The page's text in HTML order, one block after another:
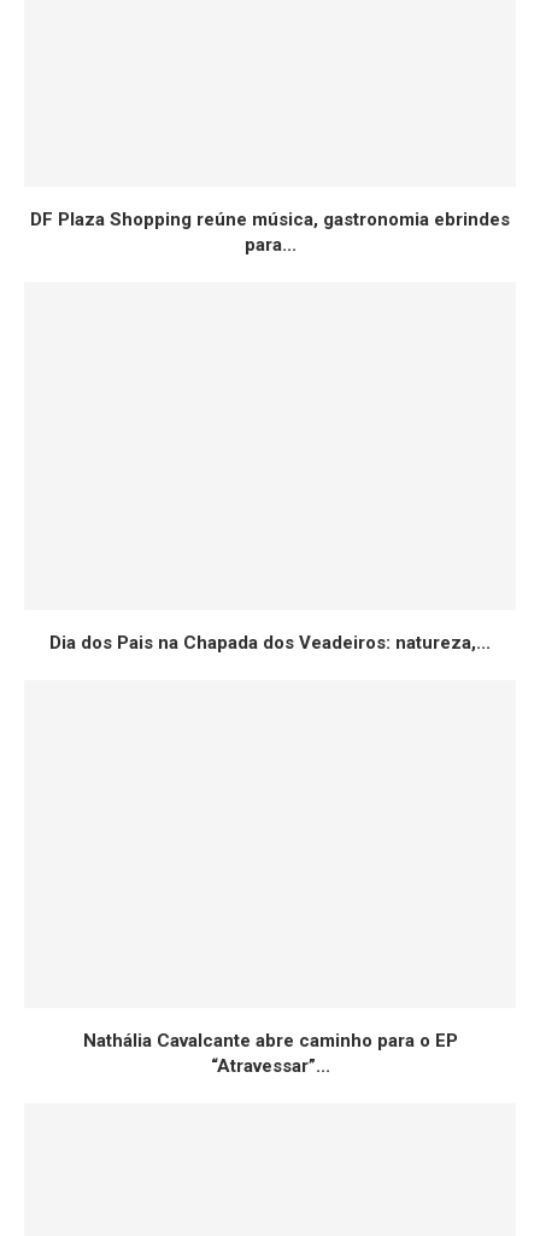
DF Plaza Shopping reúne música, gastronomia ebrindes
para...
Dia dos Pais na Chapada dos Veadeiros: natureza,...
Nathália Cavalcante abre caminho para o EP
“Atravessar”...